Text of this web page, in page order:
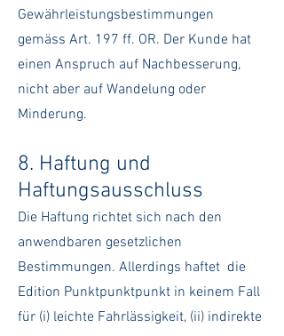
Gewährleistungsbestimmungen
gemäss Art. 197 ff. OR. Der Kunde hat
einen Anspruch auf Nachbesserung,
nicht aber auf Wandelung oder
Minderung.
8. Haftung und
Haftungsausschluss
Die Haftung richtet sich nach den
anwendbaren gesetzlichen
Bestimmungen. Allerdings haftet die
Edition Punktpunktpunkt in keinem Fall
für (i) leichte Fahrlässigkeit, (ii) indirekte